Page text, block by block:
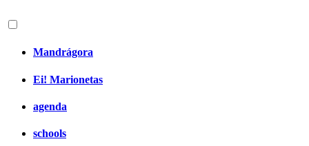
Mandrágora
Ei! Marionetas
agenda
schools